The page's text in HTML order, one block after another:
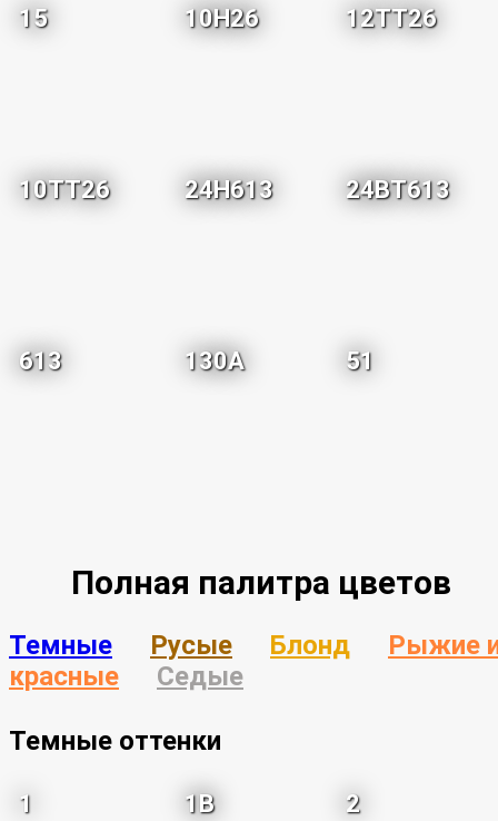
15 10H26 12TT26
10TT26 24H613 24BT613
613 130A 51
Полная палитра цветов
Темные Русые Блонд
Рыжие
красные
Седые
Темные оттенки
1 1B 2